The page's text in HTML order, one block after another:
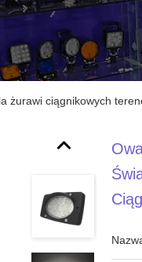
żurawi ciągnikowych